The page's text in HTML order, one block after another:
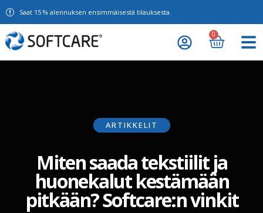
Saat 15 % alennuksen ensimmäisestä tilauksesta.
0
ARTIKKELIT
Miten saada tekstiilit ja
huonekalut kestämään
pitkään? Softcare:n vinkit